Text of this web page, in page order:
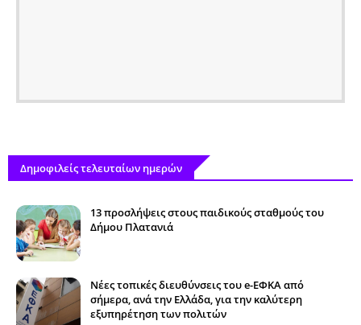
Δημοφιλείς τελευταίων ημερών
13 προσλήψεις στους παιδικούς σταθμούς του
Δήμου Πλατανιά
Νέες τοπικές διευθύνσεις του e-ΕΦΚΑ από
σήμερα, ανά την Ελλάδα, για την καλύτερη
εξυπηρέτηση των πολιτών